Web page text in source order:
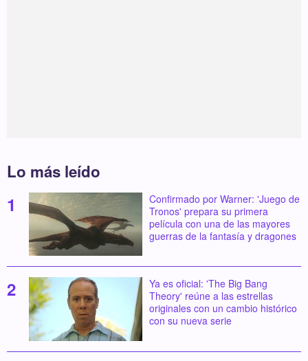
Lo más leído
Confirmado por Warner: 'Juego de
Tronos' prepara su primera
película con una de las mayores
guerras de la fantasía y dragones
Ya es oficial: 'The Big Bang
Theory' reúne a las estrellas
originales con un cambio histórico
con su nueva serie